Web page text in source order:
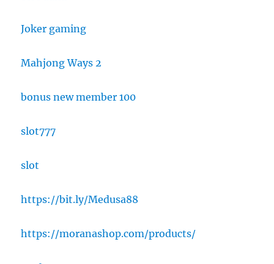
Joker gaming
Mahjong Ways 2
bonus new member 100
slot777
slot
https://bit.ly/Medusa88
https://moranashop.com/products/